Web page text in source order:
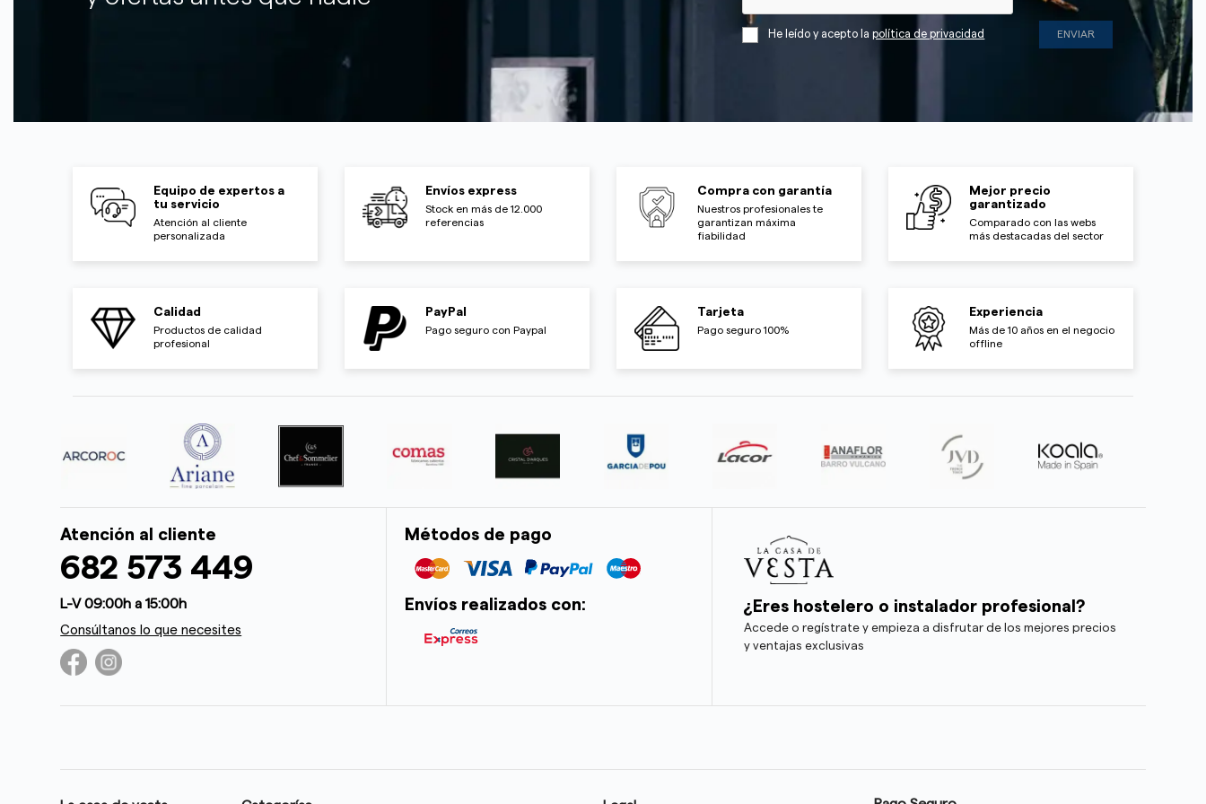
He leído y acepto lapolítica de privacidad
Equipo de expertos a
tu servicio
Atención al cliente
personalizada
Envíos express
Stock en más de 12.000
referencias
Compra con garantía
Nuestros profesionales te
garantizan máxima
fiabilidad
Mejor precio
garantizado
Comparado con las webs
más destacadas del sector
Calidad
Productos de calidad
profesional
PayPal
Pago seguro con Paypal
Tarjeta
Pago seguro 100%
Experiencia
Más de 10 años en el negocio
offline
Atención al cliente
682 573 449
L-V 09:00h a 15:00h
Consúltanos lo que necesites
Métodos de pago
Envíos realizados con: ¿Eres hostelero o instalador profesional?
Accede o regístrate y empieza a disfrutar de los mejores precios
y ventajas exclusivas